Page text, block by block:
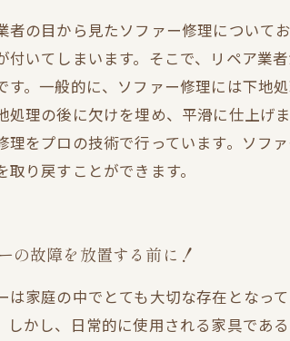
者の目から見たソファー修理について
付いてしまいます。そこで、リペア業
す。一般的に、ソファー修理には下地
処理の後に欠けを埋め、平滑に仕上げ
理をプロの技術で行っています。ソフ
取り戻すことができます。
の故障を放置する前に！
は家庭の中でとても大切な存在となっ
しかし、日常的に使用される家具であ